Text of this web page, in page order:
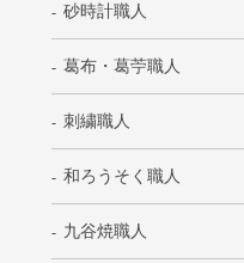
砂時計職人
葛布・葛苧職人
刺繍職人
和ろうそく職人
九谷焼職人